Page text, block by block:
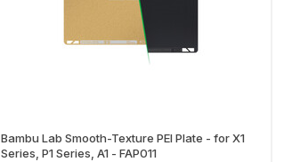
Bambu Lab Smooth-Texture PEI Plate - for X1
Series, P1 Series, A1 - FAP011